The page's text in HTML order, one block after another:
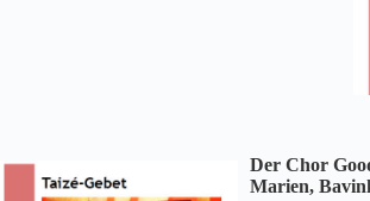
Der Chor
Marien,